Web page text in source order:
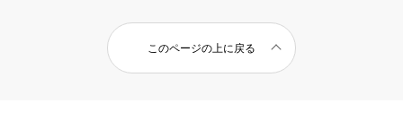
このページの上に戻る